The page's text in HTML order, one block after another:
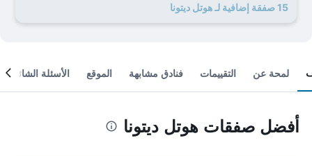
15 صفقة إضافية لـ هوتل ديتونا
لمحة عن التقييمات فنادق مشابهة الموقع الأسئلة الشائعة
أفضل صفقات هوتل ديتونا